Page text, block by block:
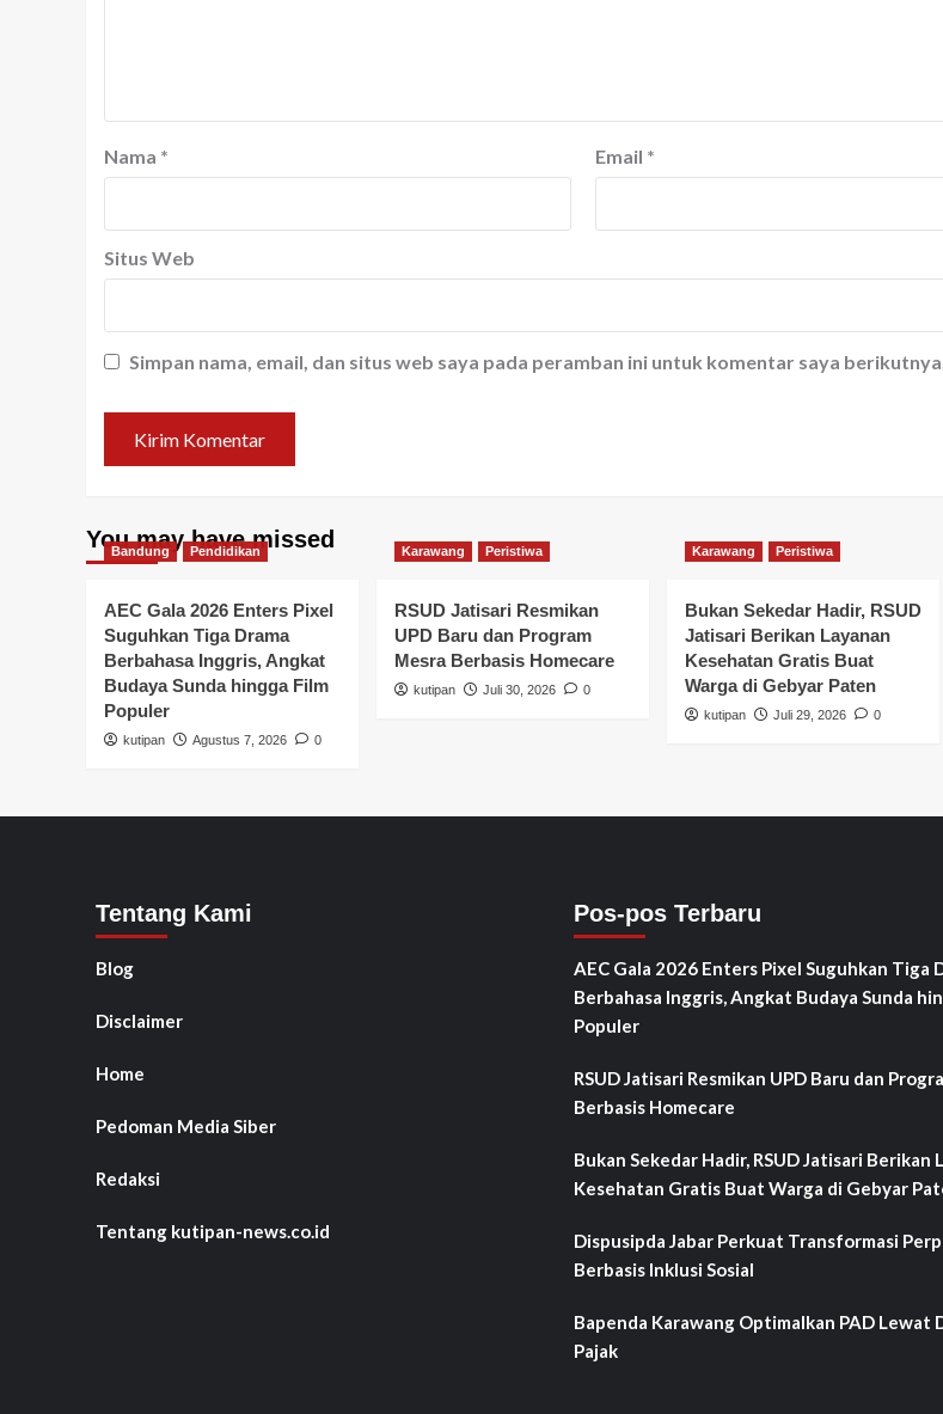
Nama * Email *
Situs Web
Simpan nama, email, dan situs web saya pada peramban ini untuk komentar saya
You may have missed
Bandung Pendidikan
AEC Gala 2026 Enters Pixel
Suguhkan Tiga Drama
Berbahasa Inggris, Angkat
Budaya Sunda hingga Film
Populer
kutipan Agustus 7, 2026 0
Karawang Peristiwa
RSUD Jatisari Resmikan
UPD Baru dan Program
Mesra Berbasis Homecare
kutipan Juli 30, 2026 0
Karawang Peristiwa
Bukan Sekedar Hadir, RSUD
Jatisari Berikan Layanan
Kesehatan Gratis Buat
Warga di Gebyar Paten
kutipan Juli 29, 2026 0
Tentang Kami
Blog
Disclaimer
Home
Pedoman Media Siber
Redaksi
Tentang kutipan-news.co.id
Pos-pos Terbaru
AEC Gala 2026 Enters Pixel Suguhkan Tiga
Berbahasa Inggris, Angkat Budaya Sunda
Populer
RSUD Jatisari Resmikan UPD Baru dan
Berbasis Homecare
Bukan Sekedar Hadir, RSUD Jatisari Berikan
Kesehatan Gratis Buat Warga di Gebyar
Dispusipda Jabar Perkuat Transformasi
Berbasis Inklusi Sosial
Bapenda Karawang Optimalkan PAD Lewat
Pajak